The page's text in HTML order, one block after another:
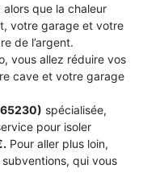
alors que la chaleur
votre garage et votre
de l’argent.
vous allez réduire vos
cave et votre garage
spécialisée,
pour isoler
Pour aller plus loin,
qui vous